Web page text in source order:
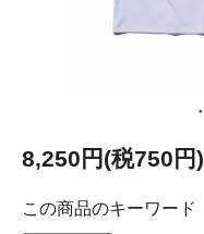
8,250円(税750円)
この商品のキーワード